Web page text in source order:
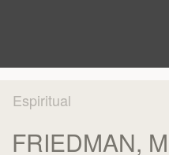
Espiritual
FRIEDMAN,